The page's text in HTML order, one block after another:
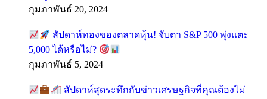
กุมภาพันธ์ 20, 2024
สัปดาห์ทองของตลาดหุ้น! จับตา S&P 500 พุ่งแตะ
5,000 ได้หรือไม่?
กุมภาพันธ์ 5, 2024
สัปดาห์สุดระทึกกับข่าวเศรษฐกิจที่คุณต้องไม่